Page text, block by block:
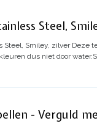
Steel,
Steel, Smiley, zilver Deze
dus niet door water.
- Verguld